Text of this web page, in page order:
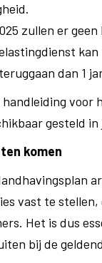
zullen er
dan 1
voor
gesteld in
komen
vast te
Het is dus
bij de